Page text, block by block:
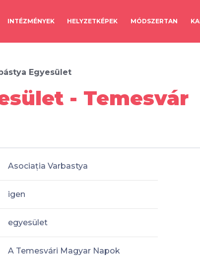
INTÉZMÉNYEK HELYZETKÉPEK MÓDSZERTAN
Egyesület
- Temesvár
Asociația Varbastya
igen
egyesület
A Temesvári Magyar Napok